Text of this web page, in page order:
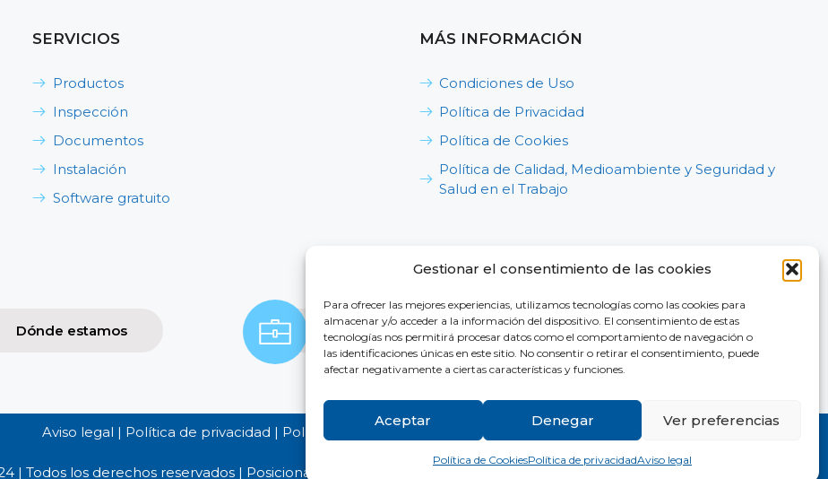
Gestionar el consentimiento de las cookies
Para ofrecer las mejores experiencias, utilizamos tecnologías como las cookies para
almacenar y/o acceder a la información del dispositivo. El consentimiento de estas
tecnologías nos permitirá procesar datos como el comportamiento de navegación o
las identificaciones únicas en este sitio. No consentir o retirar el consentimiento, puede
afectar negativamente a ciertas características y funciones.
Aceptar Denegar Ver preferencias
Política de CookiesPolítica de privacidadAviso legal
SERVICIOS
Productos
Inspección
Documentos
Instalación
Software gratuito
MÁS INFORMACIÓN
Condiciones de Uso
Política de Privacidad
Política de Cookies
Política de Calidad, Medioambiente y Seguridad y
Salud en el Trabajo
Dónde estamos Contacta con nosotros
Aviso legal | Política de privacidad | Política de cookies
| Todos los derechos reservados | Posicionamiento por ProvidersWeb |